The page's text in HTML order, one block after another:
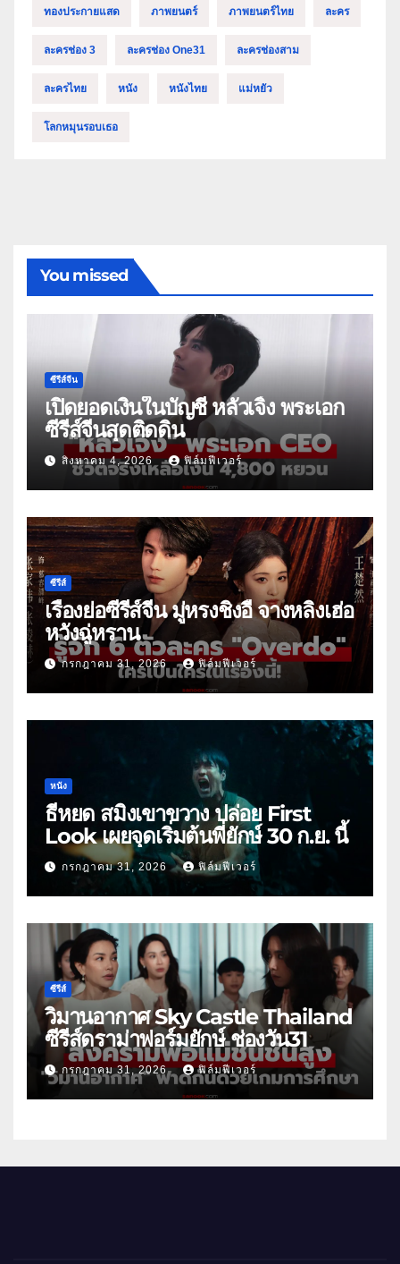
ทองประกายแสด ภาพยนตร์ ภาพยนตร์ไทย ละคร
ละครช่อง 3 ละครช่อง One31 ละครช่องสาม
ละครไทย หนัง หนังไทย แม่หยัว
โลกหมุนรอบเธอ
You missed
ซีรีส์จีน
เปิดยอดเงินในบัญชี หลัวเจิ้ง พระเอก
ซีรีส์จีนสุดติดดิน
สิงหาคม 4, 2026 ฟิล์มฟีเวอร์
ซีรีส์
เรื่องย่อซีรีส์จีน มู่หรงชิงอี้ จางหลิงเฮ่อ
หวังฉู่หราน
กรกฎาคม 31, 2026 ฟิล์มฟีเวอร์
หนัง
ธี่หยด สมิงเขาขวาง ปล่อย First
Look เผยจุดเริ่มต้นพี่ยักษ์ 30 ก.ย. นี้
กรกฎาคม 31, 2026 ฟิล์มฟีเวอร์
ซีรีส์
วิมานอากาศ Sky Castle Thailand
ซีรีส์ดราม่าฟอร์มยักษ์ ช่องวัน31
กรกฎาคม 31, 2026 ฟิล์มฟีเวอร์